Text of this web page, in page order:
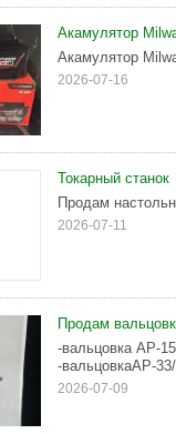
Акамулятор
Акамулятор
2026-07-16
Токарный станок
Продам
2026-07-11
Продам
-вальцовка АР-
-вальцовкаАР-
2026-07-09